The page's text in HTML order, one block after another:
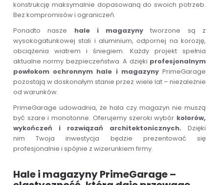
konstrukcję maksymalnie dopasowaną do swoich potrzeb.
Bez kompromisów i ograniczeń.
Ponadto nasze hale i magazyny tworzone są z
wysokogatunkowej stali i aluminium, odpornej na korozję,
obciążenia wiatrem i śniegiem. Każdy projekt spełnia
aktualne normy bezpieczeństwa. A dzięki profesjonalnym
powłokom ochronnym hale i magazynyPrimeGarage
pozostają w doskonałym stanie przez wiele lat – niezależnie
od warunków.
PrimeGarage udowadnia, że hala czy magazyn nie muszą
być szare i monotonne. Oferujemy szeroki wybór kolorów,
wykończeń i rozwiązań architektonicznych.Dzięki
nim Twoja inwestycja będzie prezentować się
profesjonalnie i spójnie z wizerunkiem firmy.
Hale i magazyny PrimeGarage –